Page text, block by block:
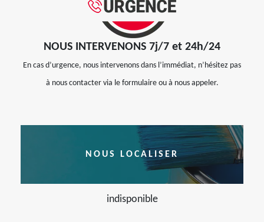
NOUS INTERVENONS 7j/7 et 24h/24
En cas d’urgence, nous intervenons dans l’immédiat, n’hésitez pas
à nous contacter via le formulaire ou à nous appeler.
NOUS LOCALISER
indisponible